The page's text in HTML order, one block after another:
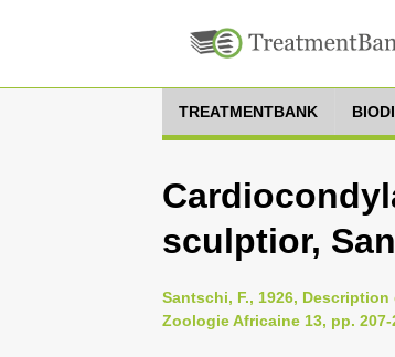
TREATMENTBANK
sculptior,
Santschi, F., 1926,
Zoologie Africaine 13, pp. 207-